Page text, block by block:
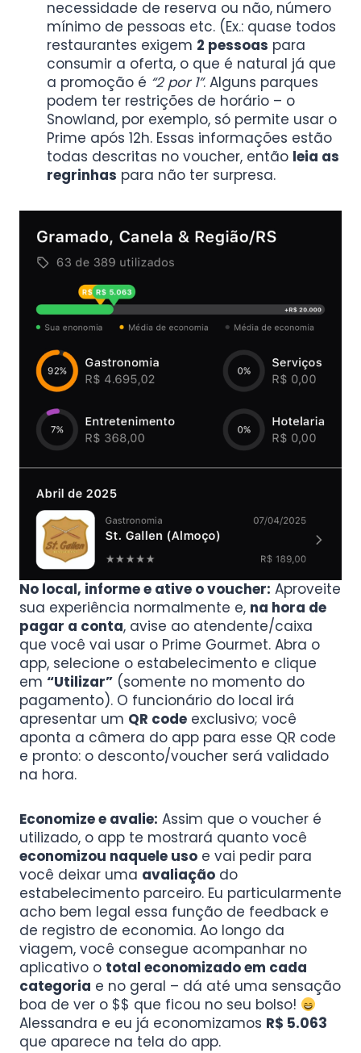
necessidade de reserva ou não, número
mínimo de pessoas etc. (Ex.: quase todos
restaurantes exigem 2 pessoas para
consumir a oferta, o que é natural já que
a promoção é “2 por 1”. Alguns parques
podem ter restrições de horário – o
Snowland, por exemplo, só permite usar o
Prime após 12h. Essas informações estão
todas descritas no voucher, então leia as
regrinhas para não ter surpresa.
No local, informe e ative o voucher: Aproveite
sua experiência normalmente e, na hora de
pagar a conta, avise ao atendente/caixa
que você vai usar o Prime Gourmet. Abra o
app, selecione o estabelecimento e clique
em “Utilizar” (somente no momento do
pagamento). O funcionário do local irá
apresentar um QR code exclusivo; você
aponta a câmera do app para esse QR code
e pronto: o desconto/voucher será validado
na hora.
Economize e avalie: Assim que o voucher é
utilizado, o app te mostrará quanto você
economizou naquele uso e vai pedir para
você deixar uma avaliação do
estabelecimento parceiro. Eu particularmente
acho bem legal essa função de feedback e
de registro de economia. Ao longo da
viagem, você consegue acompanhar no
aplicativo o total economizado em cada
categoria e no geral – dá até uma sensação
boa de ver o $$ que ficou no seu bolso!
Alessandra e eu já economizamos R$ 5.063
que aparece na tela do app.